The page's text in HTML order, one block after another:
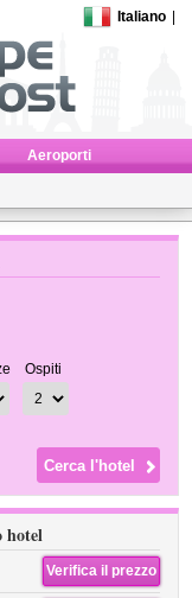
Italiano
Aeroporti
Ospiti
hotel
Verifica il prezzo